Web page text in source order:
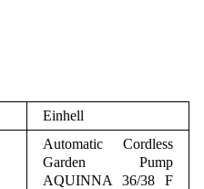
Einhell
Automatic Cordless
Garden Pump
AQUINNA 36/38 F